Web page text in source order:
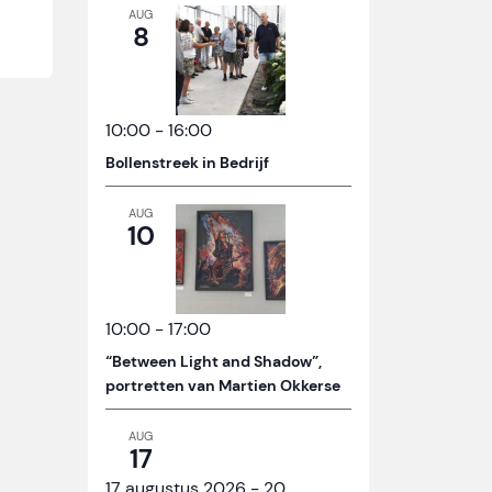
AUG
8
10:00 -16:00
Bollenstreek in Bedrijf
AUG
10
10:00 -17:00
“Between Light and Shadow”,
portretten van Martien Okkerse
AUG
17